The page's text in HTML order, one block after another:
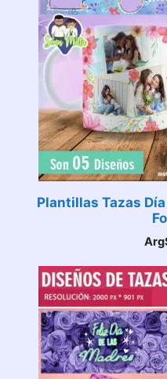
Plantillas Tazas